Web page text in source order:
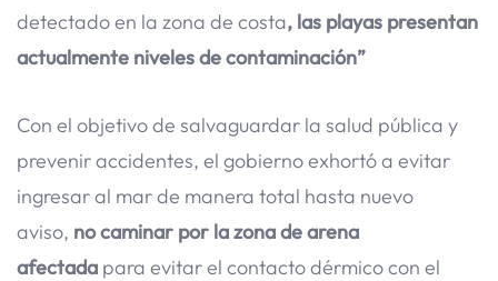
detectado en la zona de costa, las playas presentan
actualmente niveles de contaminación”
Con el objetivo de salvaguardar la salud pública y
prevenir accidentes, el gobierno exhortó a evitar
ingresar al mar de manera total hasta nuevo
aviso, no caminar por la zona de arena
afectada para evitar el contacto dérmico con el